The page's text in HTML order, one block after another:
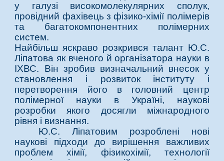
у галузі високомолекулярних сполук,
провідний фахівець з фізико-хімії полімерів
та багатокомпонентних полімерних
систем.
Найбільш яскраво розкрився талант Ю.С.
Ліпатова як вченого й організатора науки в
ІХВС. Він зробив визначальний внесок у
становлення і розвиток інституту і
перетворення його в головний центр
полімерної науки в Україні, наукові
розробки якого досягли міжнародного
рівня і визнання.
Ю.С. Ліпатовим розроблені нові
наукові підходи до вирішення важливих
проблем хімії, фізикохімії, технології